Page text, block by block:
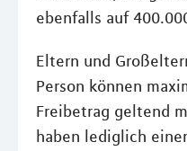
ebenfalls auf
Eltern und
Person können
Freibetrag geltend
haben lediglich